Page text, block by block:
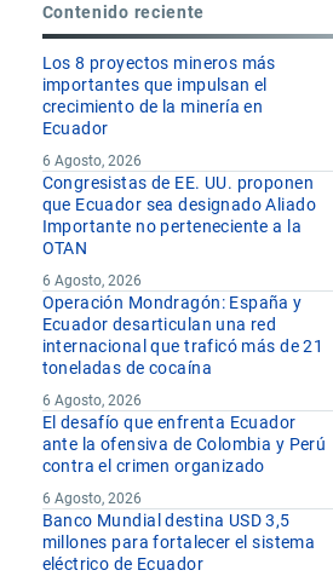
Contenido reciente
Los 8 proyectos mineros más
importantes que impulsan el
crecimiento de la minería en
Ecuador
6 Agosto, 2026
Congresistas de EE. UU. proponen
que Ecuador sea designado Aliado
Importante no perteneciente a la
OTAN
6 Agosto, 2026
Operación Mondragón: España y
Ecuador desarticulan una red
internacional que traficó más de 21
toneladas de cocaína
6 Agosto, 2026
El desafío que enfrenta Ecuador
ante la ofensiva de Colombia y Perú
contra el crimen organizado
6 Agosto, 2026
Banco Mundial destina USD 3,5
millones para fortalecer el sistema
eléctrico de Ecuador